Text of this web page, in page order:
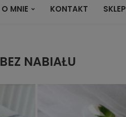
O MNIE KONTAKT SKLEP
BEZ NABIAŁU